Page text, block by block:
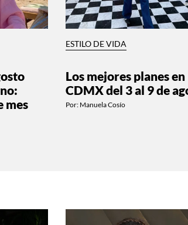
mes
ESTILO DE VIDA
Los mejores planes en
CDMX del 3 al 9 de
Por: Manuela Cosío